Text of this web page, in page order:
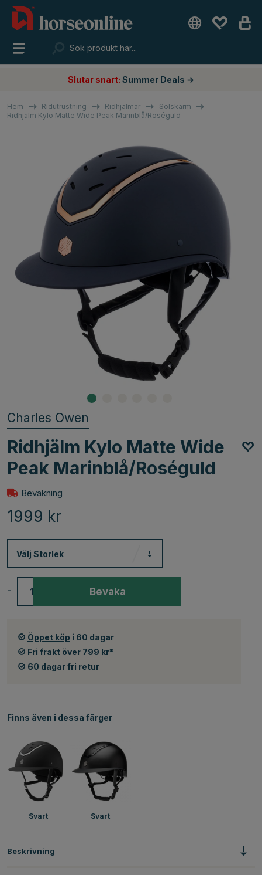
Slutar snart: Summer Deals →
Hem Ridutrustning Ridhjälmar
Solskärm
Ridhjälm Kylo Matte Wide Peak Marinblå/Roséguld
Charles Owen
Ridhjälm Kylo Matte Wide
Peak Marinblå/Roséguld
Bevakning
1999 kr
Välj Storlek
- Bevaka
Öppet köp i 60 dagar
Fri frakt över 799 kr*
60 dagar fri retur
Finns även i dessa färger
Svart Svart
Beskrivning